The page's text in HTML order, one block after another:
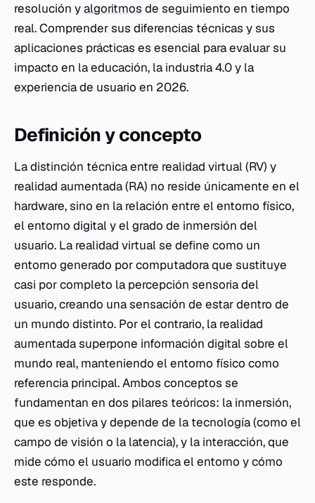
resolución yalgoritmos de seguimiento en tiempo
real. Comprender sus diferencias técnicas y sus
aplicaciones prácticas es esencial para evaluar su
impacto en la educación, la industria 4.0 y la
experiencia de usuario en 2026.
Definición y concepto
La distinción técnica entre realidad virtual (RV) y
realidad aumentada (RA) no reside únicamente en el
hardware, sino en la relación entre el entorno físico,
el entorno digital y el grado de inmersión del
usuario. La realidad virtual se define como un
entorno generado por computadora que sustituye
casi por completo la percepción sensoria del
usuario, creando una sensación de estar dentro de
un mundo distinto. Por el contrario, la realidad
aumentada superpone información digital sobre el
mundo real, manteniendo el entorno físico como
referencia principal. Ambos conceptos se
fundamentan en dos pilares teóricos: la inmersión,
que es objetiva y depende de la tecnología (como el
campo de visión o la latencia), y la interacción, que
mide cómo el usuario modifica el entorno y cómo
este responde.